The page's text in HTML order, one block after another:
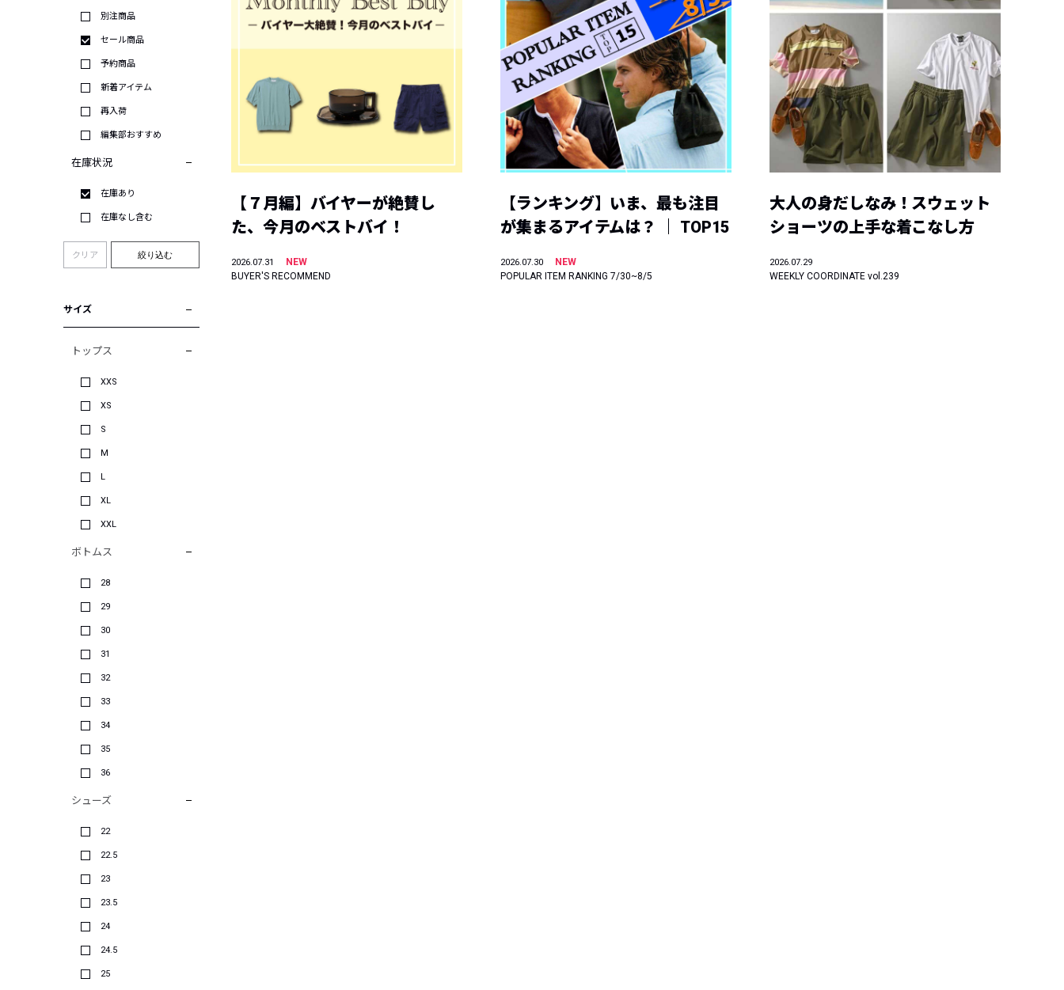
別注商品
セール商品
予約商品
新着アイテム
再入荷
編集部おすすめ
在庫状況
在庫あり
在庫なし含む
クリア 絞り込む
サイズ
トップス
XXS
XS
S
M
L
XL
XXL
ボトムス
28
29
30
31
32
33
34
35
36
シューズ
22
22.5
23
23.5
24
24.5
25
【７月編】バイヤーが絶賛し
た、今月のベストバイ！
2026.07.31
NEW
BUYER'S RECOMMEND
【ランキング】いま、最も注目
が集まるアイテムは？ ｜ TOP15
2026.07.30
NEW
POPULAR ITEM RANKING 7/30~8/5
大人の身だしなみ！スウェット
ショーツの上手な着こなし方
2026.07.29
WEEKLY COORDINATE vol.239